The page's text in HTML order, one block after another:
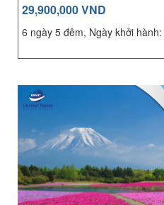
29,900,000 VND
6 ngày 5 đêm, Ngày khởi hành: